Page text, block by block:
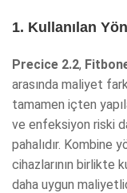
1. Kullanılan
Precice 2.2,
arasında maliyet
tamamen içten
ve enfeksiyon riski
pahalıdır. Kombine
cihazlarının birlikte
daha uygun